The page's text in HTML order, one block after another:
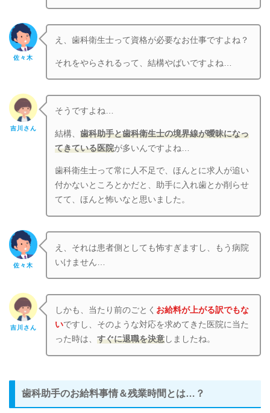
佐々木
え、歯科衛生士って資格が必要なお仕事ですよね？
それをやらされるって、結構やばいですよね…
吉川さん
そうですよね…
結構、歯科助手と歯科衛生士の境界線が曖昧になっ
てきている医院が多いんですよね…
歯科衛生士って常に人不足で、ほんとに求人が追い
付かないところとかだと、助手に入れ歯とか削らせ
てて、ほんと怖いなと思いました。
佐々木
え、それは患者側としても怖すぎますし、もう病院
いけません…
吉川さん
しかも、当たり前のごとく お給料が上がる訳でもな
いですし、そのような対応を求めてきた医院に当た
った時は、すぐに退職を決意 しましたね。
歯科助手のお給料事情＆残業時間とは…？